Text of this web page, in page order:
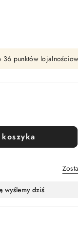
36 punktów
koszyka
wyślemy dziś